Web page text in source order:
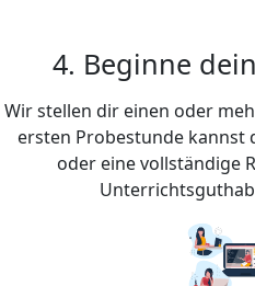
4. Beginne
Wir stellen dir einen oder
ersten Probestunde kannst
oder eine vollständige